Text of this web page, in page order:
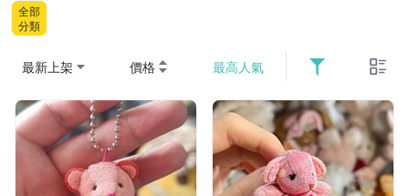
全部
分類
最新上架 價格 最高人氣